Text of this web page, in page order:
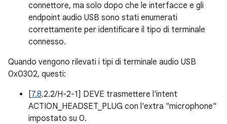
connettore, ma solo dopo che le interfacce e gli
endpoint audio USB sono stati enumerati
correttamente per identificare il tipo di terminale
connesso.
Quando vengono rilevati i tipi di terminale audio USB
0x0302, questi:
[7.8.2.2/H-2-1] DEVE trasmettere l'intent
ACTION_HEADSET_PLUG con l'extra "microphone"
impostato su 0.